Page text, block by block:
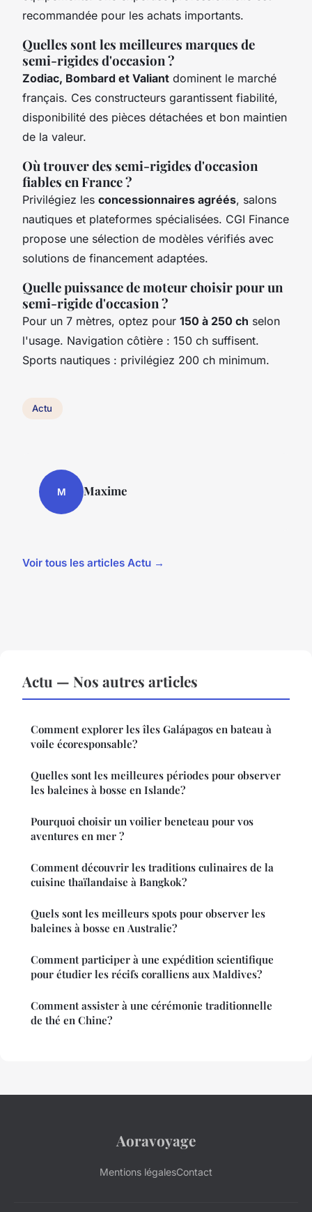
recommandée pour les achats importants.
Quelles sont les meilleures marques de
semi-rigides d'occasion ?
Zodiac, Bombard et Valiant dominent le marché
français. Ces constructeurs garantissent fiabilité,
disponibilité des pièces détachées et bon maintien
de la valeur.
Où trouver des semi-rigides d'occasion
fiables en France ?
Privilégiez les concessionnaires agréés, salons
nautiques et plateformes spécialisées. CGI Finance
propose une sélection de modèles vérifiés avec
solutions de financement adaptées.
Quelle puissance de moteur choisir pour un
semi-rigide d'occasion ?
Pour un 7 mètres, optez pour 150 à 250 ch selon
l'usage. Navigation côtière : 150 ch suffisent.
Sports nautiques : privilégiez 200 ch minimum.
Actu
M Maxime
Voir tous les articles Actu →
Actu — Nos autres articles
Comment explorer les îles Galápagos en bateau à
voile écoresponsable?
Quelles sont les meilleures périodes pour observer
les baleines à bosse en Islande?
Pourquoi choisir un voilier beneteau pour vos
aventures en mer ?
Comment découvrir les traditions culinaires de la
cuisine thaïlandaise à Bangkok?
Quels sont les meilleurs spots pour observer les
baleines à bosse en Australie?
Comment participer à une expédition scientifique
pour étudier les récifs coralliens aux Maldives?
Comment assister à une cérémonie traditionnelle
de thé en Chine?
Aoravoyage
Mentions légalesContact